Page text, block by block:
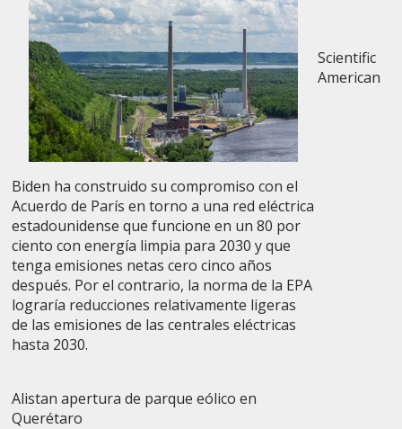
Biden ha construido su compromiso con el
Acuerdo de París en torno a una red eléctrica
estadounidense que funcione en un 80 por
ciento con energía limpia para 2030 y que
tenga emisiones netas cero cinco años
después. Por el contrario, la norma de la EPA
lograría reducciones relativamente ligeras
de las emisiones de las centrales eléctricas
hasta 2030.
Scientific
American
Alistan apertura de parque eólico en
Querétaro